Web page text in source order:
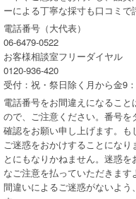
ーによる丁寧な採寸も口コミで
電話番号（大代表）
06-6479-0522
お客様相談室フリーダイヤル
0120-936-420
受付：祝・祭日除く月から金9
電話番号をお間違えになるこ
ので、ご注意ください。番号
確認をお願い申し上げます。
ご迷惑をおかけすることにな
とにもなりかねません。迷惑
なご注意を払っていただきま
間違いによるご迷惑がないよ